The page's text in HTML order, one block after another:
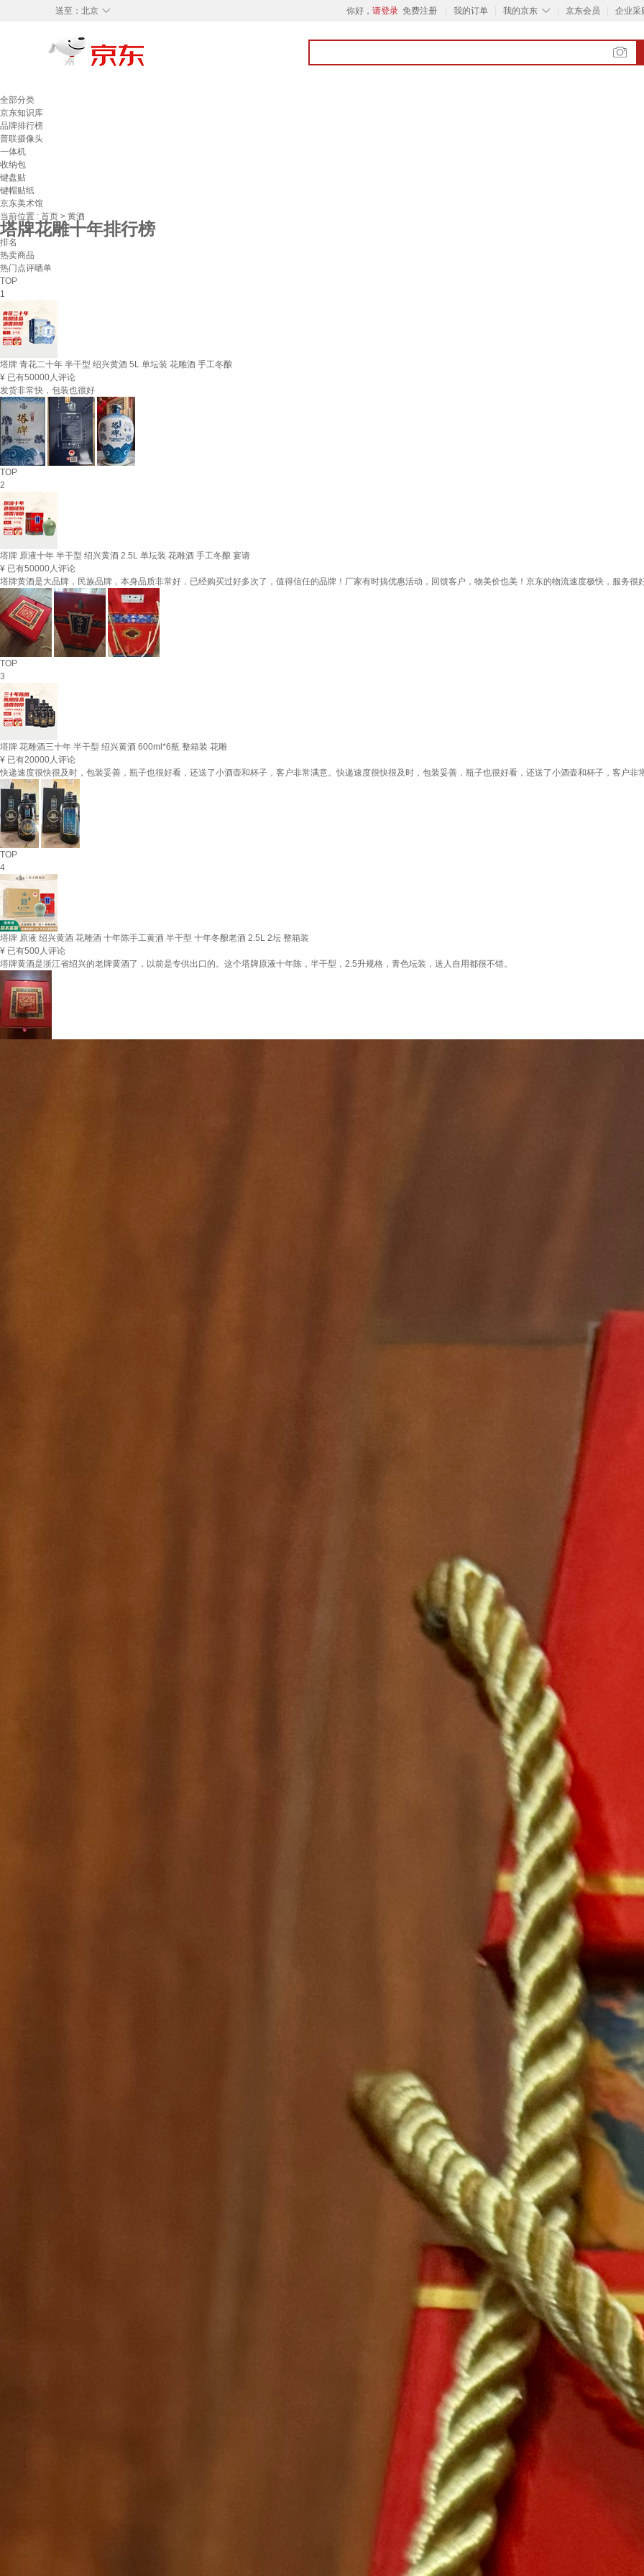
◇
送至： 北京 你好， 请登录 免费注册 我的订单 ◇
我的京东 京东会员 企业采
全部分类
京东知识库
品牌排行榜
普联摄像头
一体机
收纳包
键盘贴
键帽贴纸
京东美术馆
当前位置 : 首页 > 黄酒
塔牌花雕十年排行榜
排名
热卖商品
热门点评晒单
TOP
1
塔牌 青花二十年 半干型 绍兴黄酒 5L 单坛装 花雕酒 手工冬酿
¥ 已有50000人评论
发货非常快，包装也很好
TOP
2
塔牌 原液十年 半干型 绍兴黄酒 2.5L 单坛装 花雕酒 手工冬酿 宴请
¥ 已有50000人评论
塔牌黄酒是大品牌，民族品牌，本身品质非常好，已经购买过好多次了，值得信任的品牌！厂家有时搞优惠活动，回馈客户，物美价也美！京东的物流速度极快，服务很
TOP
3
塔牌 花雕酒三十年 半干型 绍兴黄酒 600ml*6瓶 整箱装 花雕
¥ 已有20000人评论
快递速度很快很及时，包装妥善，瓶子也很好看，还送了小酒壶和杯子，客户非常满意。快递速度很快很及时，包装妥善，瓶子也很好看，还送了小酒壶和杯子，客户非
TOP
4
塔牌 原液 绍兴黄酒 花雕酒 十年陈手工黄酒 半干型 十年冬酿老酒 2.5L 2坛 整箱装
¥ 已有500人评论
塔牌黄酒是浙江省绍兴的老牌黄酒了，以前是专供出口的。这个塔牌原液十年陈，半干型，2.5升规格，青色坛装，送人自用都很不错。